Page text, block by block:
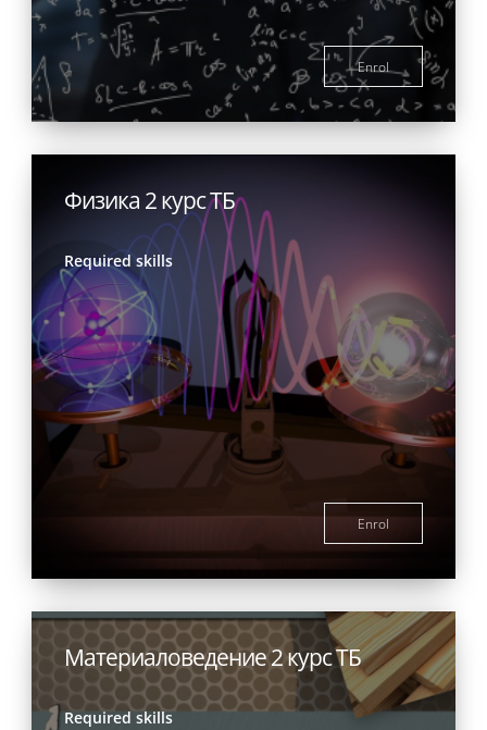
Enrol
Физика 2 курс ТБ
Required skills
Enrol
Материаловедение 2 курс ТБ
Required skills